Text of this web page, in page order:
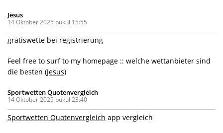
Jesus
14 Oktober 2025 pukul 15:55
gratiswette bei registrierung
Feel free to surf to my homepage :: welche wettanbieter sind
die besten (Jesus)
Sportwetten Quotenvergleich
14 Oktober 2025 pukul 23:40
Sportwetten Quotenvergleich app vergleich